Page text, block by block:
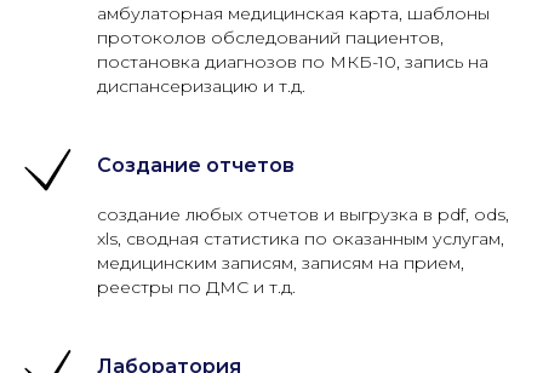
амбулаторная медицинская карта, шаблоны
протоколов обследований пациентов,
постановка диагнозов по МКБ-10, запись на
диспансеризацию и т.д.
Создание отчетов
создание любых отчетов и выгрузка в pdf, ods,
xls, сводная статистика по оказанным услугам,
медицинским записям, записям на прием,
реестры по ДМС и т.д.
Лаборатория